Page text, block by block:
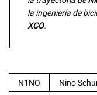
la ingeniería de
XCO.
N1NO Nino